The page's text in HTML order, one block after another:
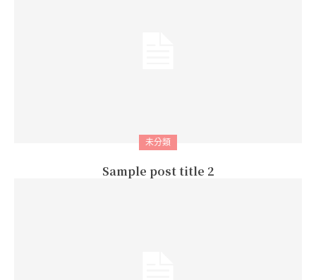
未分類
Sample post title 2